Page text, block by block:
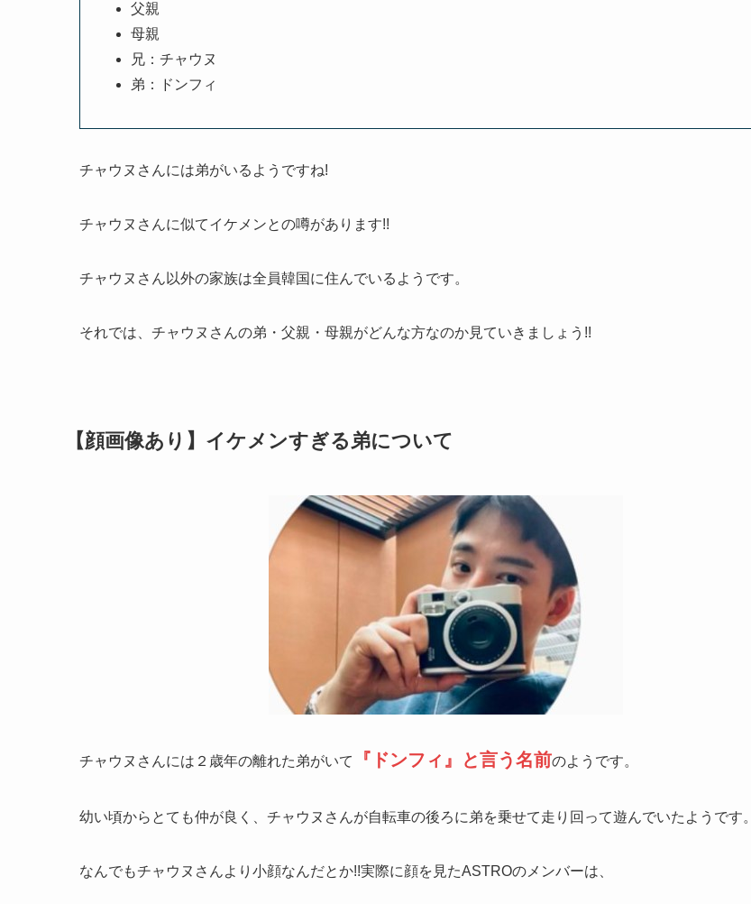
父親
母親
兄：チャウヌ
弟：ドンフィ
チャウヌさんには弟がいるようですね!
チャウヌさんに似てイケメンとの噂があります!!
チャウヌさん以外の家族は全員韓国に住んでいるようです。
それでは、チャウヌさんの弟・父親・母親がどんな方なのか見ていきましょう!!
【顔画像あり】イケメンすぎる弟について
チャウヌさんには２歳年の離れた弟がいて 『ドンフィ』と言う名前のようです。
幼い頃からとても仲が良く、チャウヌさんが自転車の後ろに弟を乗せて走り回って遊んでいたようです。
なんでもチャウヌさんより小顔なんだとか!!実際に顔を見たASTROのメンバーは、